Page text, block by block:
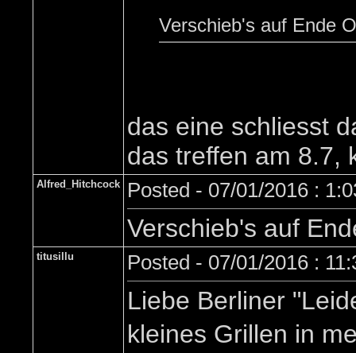
Verschieb's auf Ende
das eine schliesst
das treffen am 8.7,
Alfred_Hitchcock Posted - 07/01/2016 :
Verschieb's auf
titusillu Posted - 07/01/2016 :
Liebe Berliner
kleines Grillen in